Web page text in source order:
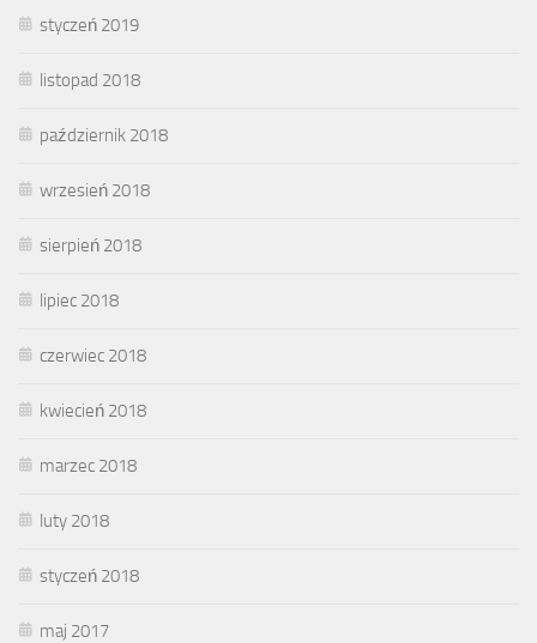
styczeń 2019
listopad 2018
październik 2018
wrzesień 2018
sierpień 2018
lipiec 2018
czerwiec 2018
kwiecień 2018
marzec 2018
luty 2018
styczeń 2018
maj 2017